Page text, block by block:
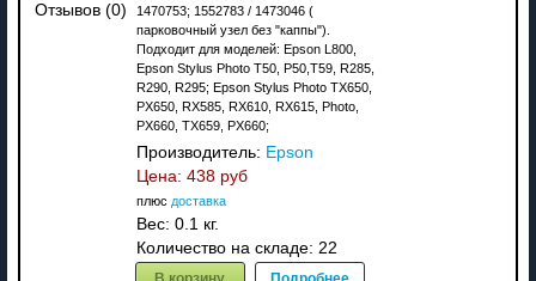
Отзывов (0)
1470753; 1552783 / 1473046 (
парковочный узел без "каппы").
Подходит для моделей: Epson L800,
Epson Stylus Photo T50, P50,T59, R285,
R290, R295; Epson Stylus Photo TX650,
PX650, RX585, RX610, RX615, Photo,
PX660, TX659, PX660;
Производитель: Epson
Цена: 438 руб
плюс доставка
Вес: 0.1 кг.
Количество на складе: 22